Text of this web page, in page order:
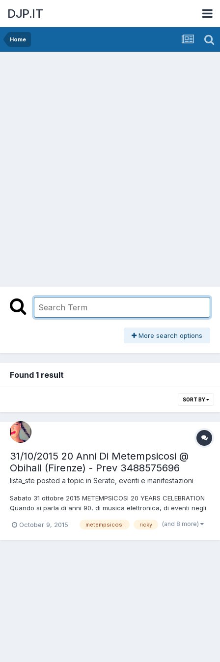
DJP.IT
Home
More search options
Found 1 result
SORT BY
31/10/2015 20 Anni Di Metempsicosi @
Obihall (Firenze) - Prev 3488575696
lista_ste posted a topic in Serate, eventi e manifestazioni
Sabato 31 ottobre 2015 METEMPSICOSI 20 YEARS CELEBRATION
Quando si parla di anni 90, di musica elettronica, di eventi negli
longevo della musica dancefloor della storia italiana…
October 9, 2015 metempsicosi ricky (and 8 more)